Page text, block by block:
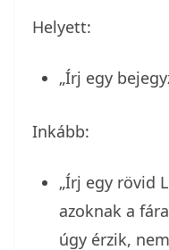
Helyett:
„Írj egy
Inkább:
„Írj egy rövid
azoknak a
úgy érzik,